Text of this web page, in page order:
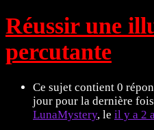
Réussir une
percutante
Ce sujet contient 0
jour pour la dernière
LunaMystery, le il y a 2